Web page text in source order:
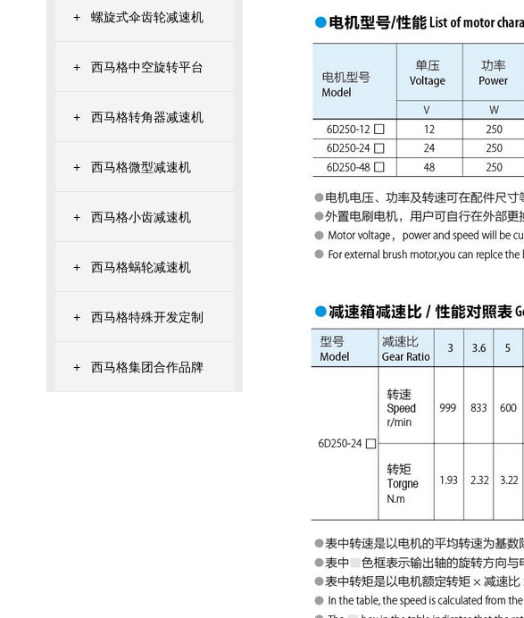
+ 螺旋式伞齿轮减速机
+ 西马格中空旋转平台
+ 西马格转角器减速机
+ 西马格微型减速机
+ 西马格小齿减速机
+ 西马格蜗轮减速机
+ 西马格特殊开发定制
+ 西马格集团合作品牌